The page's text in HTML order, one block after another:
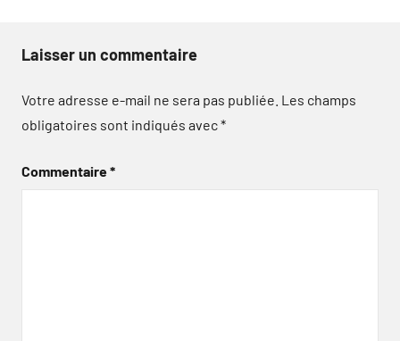
Laisser un commentaire
Votre adresse e-mail ne sera pas publiée. Les champs
obligatoires sont indiqués avec*
Commentaire*